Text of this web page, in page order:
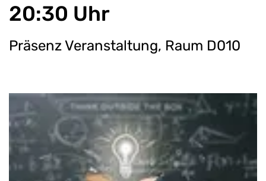
20:30 Uhr
Präsenz Veranstaltung, Raum D010